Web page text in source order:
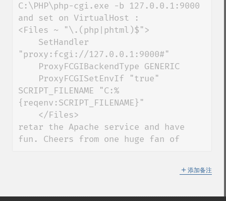
C:\PHP\php-cgi.exe -b 127.0.0.1:9000
and set on VirtualHost :
<Files ~ "\.(php|phtml)$">
"proxy:fcgi://127.0.0.1:9000#"
SCRIPT_FILENAME "C:%
{reqenv:SCRIPT_FILENAME}"
retar the Apache service and have
fun. Cheers from one huge fan of
＋ 添加备注